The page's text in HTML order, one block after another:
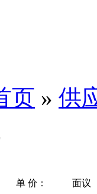
页 » 供
单 价： 面议